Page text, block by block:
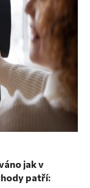
jak v
patří: